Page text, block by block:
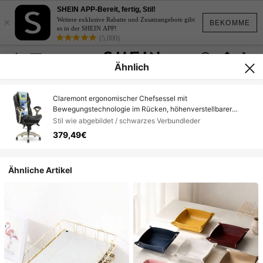
BEKOMME
×
SHEIN APP-Bereit, fertig, Stil!
Weitere exklusive Rabatte und Zusatzangebote gibt
es in der SHEIN APP!
(5,000)
Ähnlich
Claremont ergonomischer Chefsessel mit
Bewegungstechnologie im Rücken, höhenverstellbarer
Bürostuhl mit Lendenwirbelstütze, B
Stil wie abgebildet / schwarzes Verbundleder
379,49€
Ähnliche Artikel